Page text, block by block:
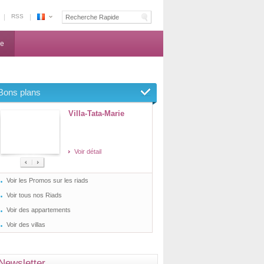
RSS
Magazine
plans
Villa-Tata-Marie
Voir détail
Voir les Promos sur les riads
Voir tous nos Riads
Voir des appartements
Voir des villas